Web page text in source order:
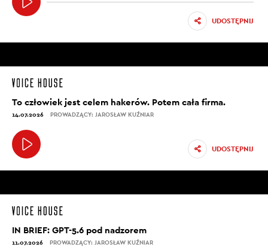
UDOSTĘPNIJ
To człowiek jest celem hakerów. Potem cała firma.
14.07.2026 PROWADZĄCY: JAROSŁAW KUŹNIAR
UDOSTĘPNIJ
IN BRIEF: GPT-5.6 pod nadzorem
11.07.2026 PROWADZĄCY: JAROSŁAW KUŹNIAR